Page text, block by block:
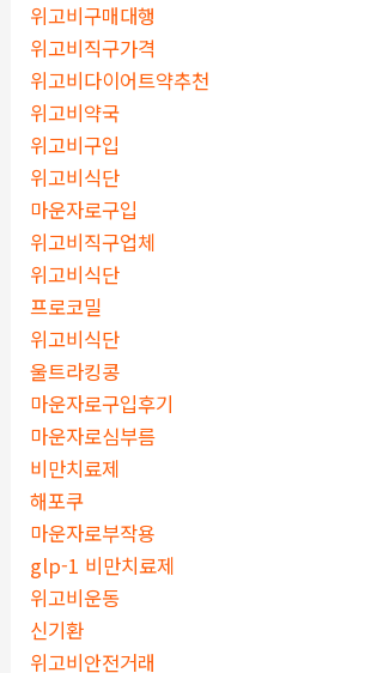
위고비구매대행
위고비직구가격
위고비다이어트약추천
위고비약국
위고비구입
위고비식단
마운자로구입
위고비직구업체
위고비식단
프로코밀
위고비식단
울트라킹콩
마운자로구입후기
마운자로심부름
비만치료제
해포쿠
마운자로부작용
glp-1 비만치료제
위고비운동
신기환
위고비안전거래